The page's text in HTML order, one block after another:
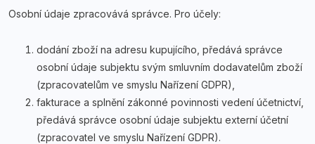
Osobní údaje zpracovává správce. Pro účely:
dodání zboží na adresu kupujícího, předává správce
osobní údaje subjektu svým smluvním dodavatelům zboží
(zpracovatelům ve smyslu Nařízení GDPR),
fakturace a splnění zákonné povinnosti vedení účetnictví,
předává správce osobní údaje subjektu externí účetní
(zpracovatel ve smyslu Nařízení GDPR).